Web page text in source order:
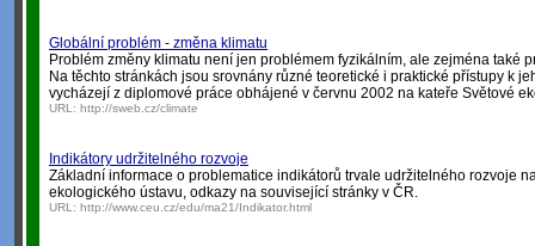
Globální problém - změna klimatu
Problém změny klimatu není jen problémem fyzikálním, ale zejména také
Na těchto stránkách jsou srovnány různé teoretické i praktické přístupy k
vycházejí z diplomové práce obhájené v červnu 2002 na kateře Světové
URL: http://sweb.cz/climate
Indikátory udržitelného rozvoje
Základní informace o problematice indikátorů trvale udržitelného rozvoje
ekologického ústavu, odkazy na související stránky v ČR.
URL: http://www.ceu.cz/edu/ma21/Indikator.html